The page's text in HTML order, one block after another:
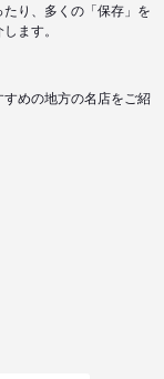
り、多くの「保存」を
ます。
めの地方の名店をご紹